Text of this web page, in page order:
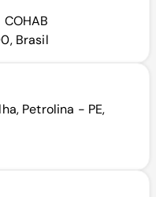
Brasil
Petrolina - PE,